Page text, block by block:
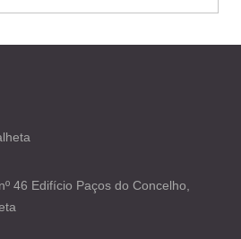
46 Edifício Paços do Concelho,